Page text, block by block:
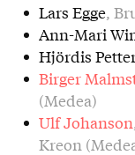
Lars Egge,
Ann-Mari
Hjördis
Birger
(Medea)
Ulf Johanson
Kreon